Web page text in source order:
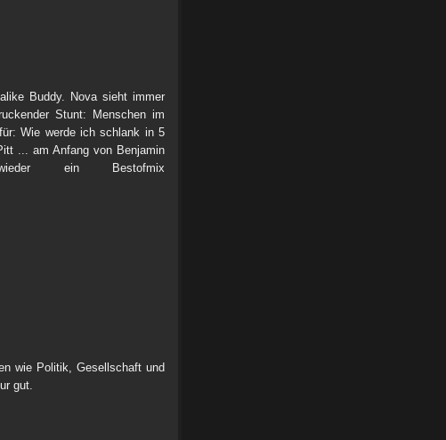
Buddy. Nova sieht immer
Stunt: Menschen im
Wie werde ich schlank in 5
... am Anfang von Benjamin
ein Bestofmix
wie Politik, Gesellschaft und
gut.